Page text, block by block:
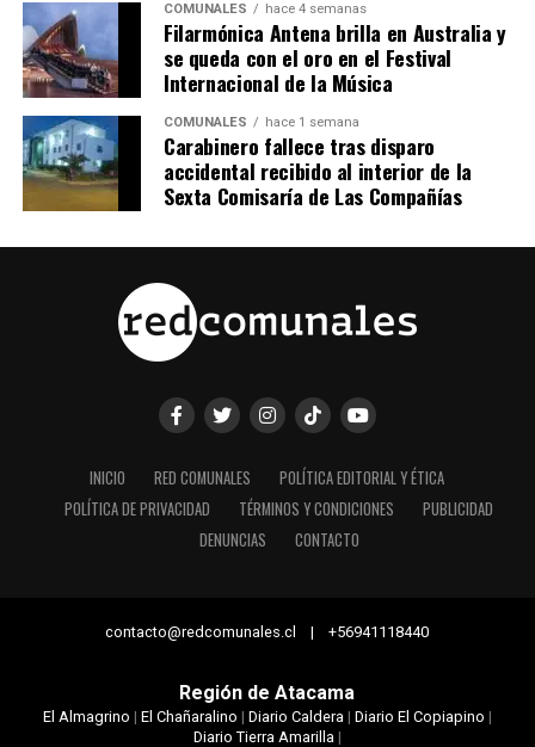
COMUNALES hace 4 semanas
Filarmónica Antena brilla en Australia y
se queda con el oro en el Festival
Internacional de la Música
COMUNALES hace 1 semana
Carabinero fallece tras disparo
accidental recibido al interior de la
Sexta Comisaría de Las Compañías
INICIO RED COMUNALES
POLÍTICA EDITORIAL Y ÉTICA
POLÍTICA DE PRIVACIDAD
TÉRMINOS Y CONDICIONES
PUBLICIDAD
DENUNCIAS
CONTACTO
contacto@redcomunales.cl | +56941118440
Región de Atacama
El Almagrino | El Chañaralino | Diario Caldera| Diario El Copiapino |
Diario Tierra Amarilla|